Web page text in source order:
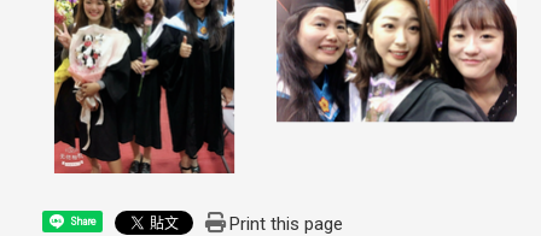
Share Print this page